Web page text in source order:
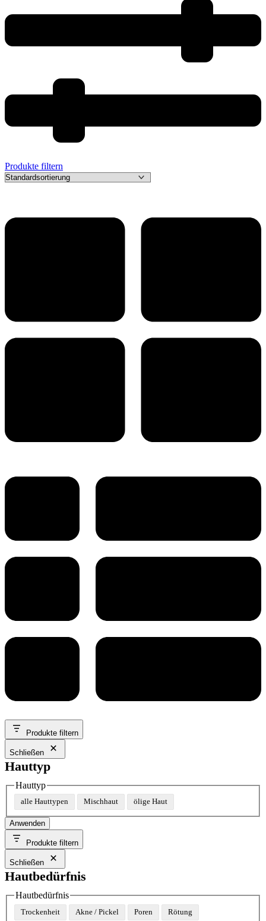
Produkte filtern
Produkte filtern
Schließen
Hauttyp
Hauttyp
alle Hauttypen Mischhaut ölige Haut
Anwenden
Produkte filtern
Schließen
Hautbedürfnis
Hautbedürfnis
Trockenheit Akne / Pickel Poren Rötung